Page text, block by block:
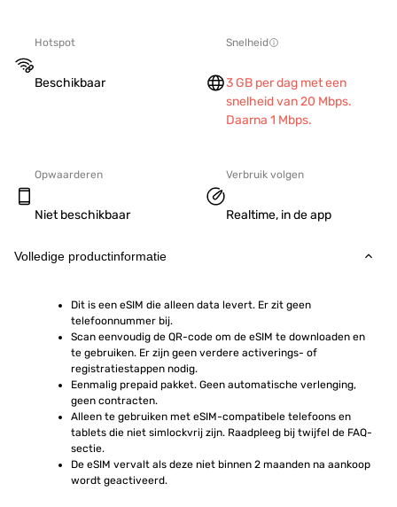
Hotspot
Beschikbaar
Snelheid
3 GB per dag met een
snelheid van 20 Mbps.
Daarna 1 Mbps.
Opwaarderen
Niet beschikbaar
Verbruik volgen
Realtime, in de app
Volledige productinformatie
Dit is een eSIM die alleen data levert. Er zit geen
telefoonnummer bij.
Scan eenvoudig de QR-code om de eSIM te downloaden en
te gebruiken. Er zijn geen verdere activerings- of
registratiestappen nodig.
Eenmalig prepaid pakket. Geen automatische verlenging,
geen contracten.
Alleen te gebruiken met eSIM-compatibele telefoons en
tablets die niet simlockvrij zijn. Raadpleeg bij twijfel de FAQ-
sectie.
De eSIM vervalt als deze niet binnen 2 maanden na aankoop
wordt geactiveerd.